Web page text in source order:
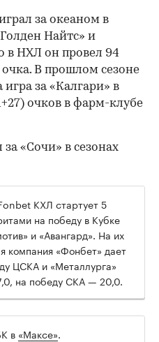
за океаном в
Найтс» и
в НХЛ он провел 94
очка. В прошлом сезоне
за «Калгари» в
очков в фарм-клубе
«Сочи» в сезонах
КХЛ стартует 5
на победу в Кубке
и «Авангард». На их
компания «Фонбет» дает
ЦСКА и «Металлурга»
на победу СКА — 20,0.
в «Максе».